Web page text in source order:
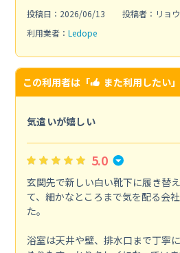
投稿日：2026/06/13
投稿者：リョウ
利用業者： Ledope
この利用者は「 また利用したい
気遣いが嬉しい
5.0
玄関先で新しい白い靴下に履き替
て、細かなところまで気を配る会
た。
浴室は天井や壁、排水口まで丁寧